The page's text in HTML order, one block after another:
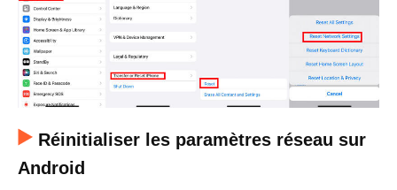
Réinitialiser les paramètres réseau sur
Android